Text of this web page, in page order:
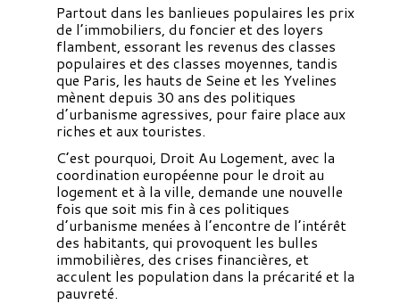
Partout dans les banlieues populaires les prix
de l’immobiliers, du foncier et des loyers
flambent, essorant les revenus des classes
populaires et des classes moyennes, tandis
que Paris, les hauts de Seine et les Yvelines
mènent depuis 30 ans des politiques
d’urbanisme agressives, pour faire place aux
riches et aux touristes.
C’est pourquoi, Droit Au Logement, avec la
coordination européenne pour le droit au
logement et à la ville, demande une nouvelle
fois que soit mis fin à ces politiques
d’urbanisme menées à l’encontre de l’intérêt
des habitants, qui provoquent les bulles
immobilières, des crises financières, et
acculent les population dans la précarité et la
pauvreté.